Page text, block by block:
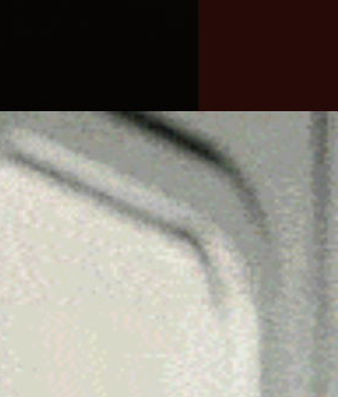
Numeri
utili
Contatti